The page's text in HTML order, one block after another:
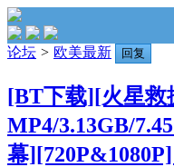
论坛 > 欧美最新 回复
[BT下载][火星救
MP4/3.13GB/
幕